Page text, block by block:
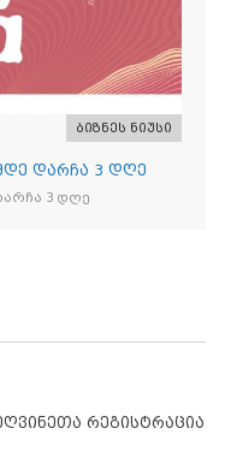
ბიზნეს ნიუსი
დარჩა 3 დღე
3 დღე
რეგისტრაცია